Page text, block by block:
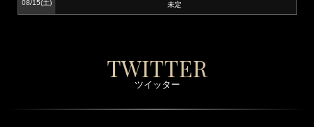
08/15(土) 未定
TWITTER
ツイッター